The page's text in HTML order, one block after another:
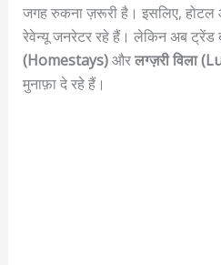
जगह रुकना ज़रूरी है। इसलिए, होटल
रेवेन्यू जनरेटर रहे हैं। लेकिन अब ट्रेंड
(Homestays)औरलग्ज़री विला
मुनाफ़ा दे रहे हैं।